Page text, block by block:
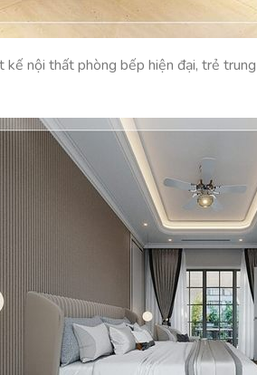
kế nội thất phòng bếp hiện đại, trẻ